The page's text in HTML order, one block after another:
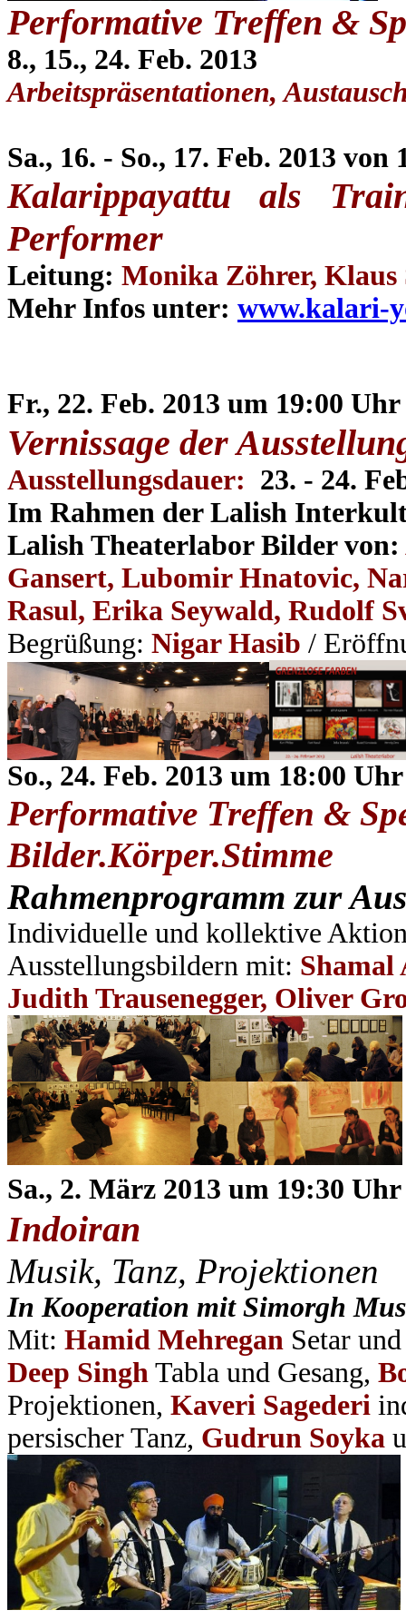
Performative Treffen &
8., 15., 24. Feb. 2013
Arbeitspräsentationen,
Sa., 16. - So., 17. Feb. 2013
Kalarippayattu als
Performer
Leitung: Monika Zöhrer, Klaus
Mehr Infos unter: www.kalari-
Fr., 22. Feb. 2013 um 19:00 Uhr
Vernissage der
Ausstellungsdauer: 23. - 24.
Im Rahmen der Lalish
Lalish Theaterlabor Bilder von:
Gansert, Lubomir Hnatovic,
Rasul, Erika Seywald, Rudolf
Begrüßung: Nigar Hasib /
So., 24. Feb. 2013 um 18:00 Uhr
Performative Treffen &
Bilder.Körper.Stimme
Rahmenprogramm zur
Individuelle und kollektive
Ausstellungsbildern mit:
Judith Trausenegger, Oliver
Sa., 2. März 2013 um 19:30 Uhr
Indoiran
Musik, Tanz, Projektionen
In Kooperation mit Simorgh
Mit: Hamid Mehregan Setar
Deep Singh Tabla und Gesang,
Projektionen, Kaveri Sagederi
persischer Tanz, Gudrun Soyka